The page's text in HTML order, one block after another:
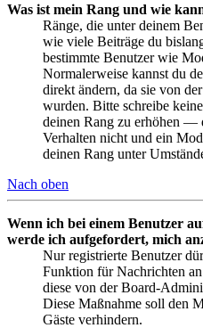
Was ist mein Rang und wie
Ränge, die unter deinem
wie viele Beiträge du
bestimmte Benutzer wie
Normalerweise kannst du
direkt ändern, da sie von
wurden. Bitte schreibe
deinen Rang zu erhöhen —
Verhalten nicht und ein
deinen Rang unter
Nach oben
Wenn ich bei einem Benutzer
werde ich aufgefordert, mich
Nur registrierte Benutzer
Funktion für Nachrichten
diese von der Board-
Diese Maßnahme soll den
Gäste verhindern.